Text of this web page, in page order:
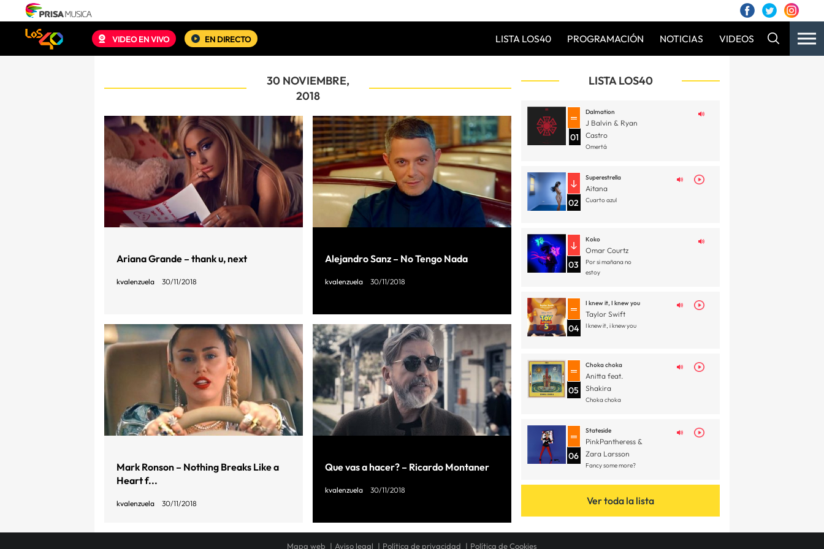
VIDEO EN VIVO EN DIRECTO LISTA LOS40 PROGRAMACIÓN NOTICIAS VIDEOS
30 NOVIEMBRE,
2018
Ariana Grande – thank u, next
kvalenzuela 30/11/2018
Alejandro Sanz – No Tengo Nada
kvalenzuela 30/11/2018
Mark Ronson – Nothing Breaks Like a
Heart f...
kvalenzuela 30/11/2018
Que vas a hacer? – Ricardo Montaner
kvalenzuela 30/11/2018
LISTA LOS40
01
Dalmation
J Balvin & Ryan
Castro
Omertá
02
Superestrella
Aitana
Cuarto azul
03
Koko
Omar Courtz
Por si mañana no
estoy
04
I knew it, I knew you
Taylor Swift
I knew it, i knew you
05
Choka choka
Anitta feat.
Shakira
Choka choka
06
Stateside
PinkPantheress &
Zara Larsson
Fancy some more?
Ver toda la lista
Mapa web Aviso legal Política de privacidad Política de Cookies